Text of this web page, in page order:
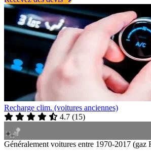
Recharge clim. (voitures anciennes)
4.7 (15)
Généralement voitures entre 1970-2017 (gaz